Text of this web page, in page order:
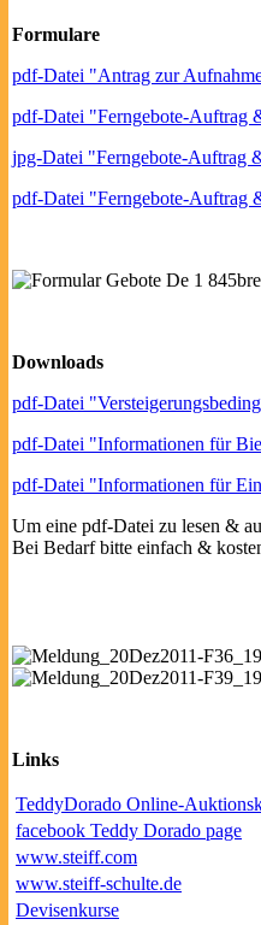
Formulare
pdf-Datei "Antrag zur
pdf-Datei "Ferngebote-Auftrag
jpg-Datei "Ferngebote-Auftrag
pdf-Datei "Ferngebote-Auftrag
Downloads
pdf-Datei
pdf-Datei "Informationen für
pdf-Datei "Informationen für
Um eine pdf-Datei zu lesen &
Bei Bedarf bitte einfach &
Links
TeddyDorado Online-
facebook Teddy Dorado page
www.steiff.com
www.steiff-schulte.de
Devisenkurse